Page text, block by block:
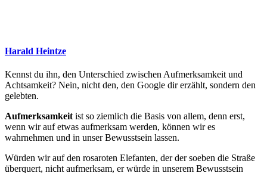
Harald Heintze
Kennst du ihn, den Unterschied zwischen Aufmerksamkeit und
Achtsamkeit? Nein, nicht den, den Google dir erzählt, sondern den
gelebten.
Aufmerksamkeit ist so ziemlich die Basis von allem, denn erst,
wenn wir auf etwas aufmerksam werden, können wir es
wahrnehmen und in unser Bewusstsein lassen.
Würden wir auf den rosaroten Elefanten, der der soeben die Straße
überquert, nicht aufmerksam, er würde in unserem Bewusstsein